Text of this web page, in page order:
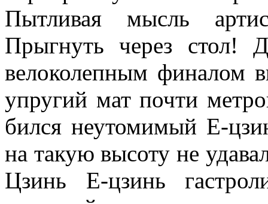
Пытливая мысль
Прыгнуть че­рез стол!
велоколепным финалом
упругий мат почти
бился неутомимый Е-
на такую высоту не
Цзинь Е-цзинь